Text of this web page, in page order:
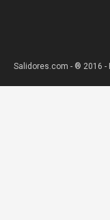
Salidores.com - ® 2016 -